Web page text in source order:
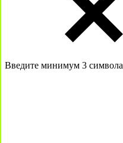
Введите минимум 3 символа